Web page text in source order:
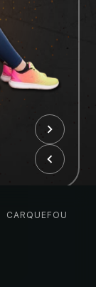
keyboard_arrow_right
keyboard_arrow_left
CARQUEFOU